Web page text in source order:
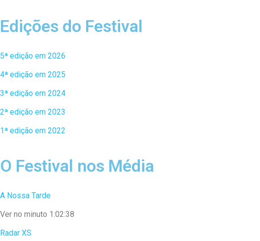
Edições do Festival
5ª edição em 2026
4ª edição em 2025
3ª edição em 2024
2ª edição em 2023
1ª edição em 2022
O Festival nos Média
A Nossa Tarde
Ver no minuto 1:02:38
Radar XS